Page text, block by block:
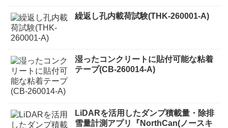
繰返し孔内載荷試験(THK-260001-A)
湿ったコンクリートに貼付可能な粘着
テープ(CB-260014-A)
LiDARを活用したダンプ積載量・除排
雪量計測アプリ『NorthCan(ノースキ